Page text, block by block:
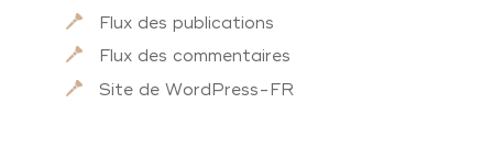
Flux des publications
Flux des commentaires
Site de WordPress-FR